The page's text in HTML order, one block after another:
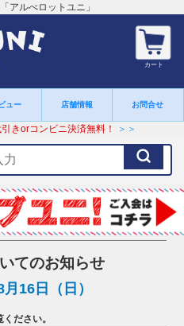
アルべロットユニ」
カート
ュー 店舗情報 お問合せ
きorコンビニ決済無料！ ＞＞
てのお知らせ
16日（日）
ください。